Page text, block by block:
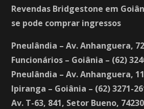
Revendas Bridgestone em
se pode comprar ingressos
Pneulândia – Av. Anhanguera,
Funcionários – Goiânia – (62)
Pneulândia – Av. Anhanguera,
Ipiranga – Goiânia – (62) 3271-
Av. T-63, 841, Setor Bueno,